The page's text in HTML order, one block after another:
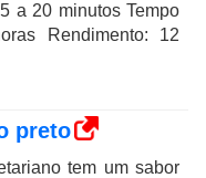
a 20 minutos Tempo
Rendimento: 12
preto
tem um sabor